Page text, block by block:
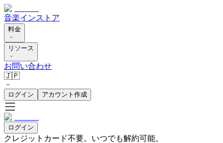
音楽インストア
料金
リソース
お問い合わせ
🇯🇵
ログイン アカウント作成
ログイン
クレジットカード不要。いつでも解約可能。